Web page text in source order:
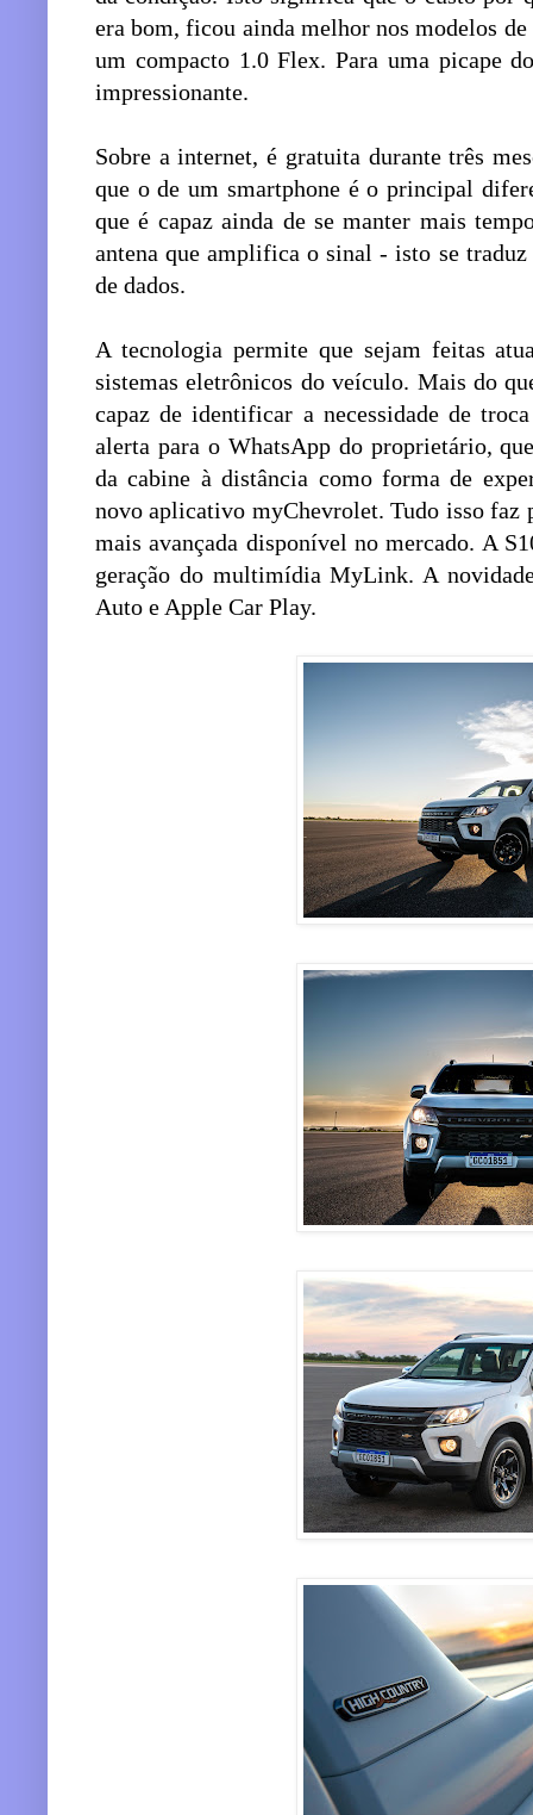
era bom, ficou ainda melhor nos modelos
um compacto 1.0 Flex. Para uma picape
impressionante.
Sobre a internet, é gratuita durante três
que o de um smartphone é o principal
que é capaz ainda de se manter mais
antena que amplifica o sinal - isto se
de dados.
A tecnologia permite que sejam feitas
sistemas eletrônicos do veículo. Mais do
capaz de identificar a necessidade de
alerta para o WhatsApp do proprietário,
da cabine à distância como forma de
novo aplicativo myChevrolet. Tudo isso faz
mais avançada disponível no mercado. A
geração do multimídia MyLink. A
Auto e Apple Car Play.